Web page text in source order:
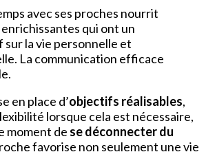
avec ses proches nourrit
qui ont un
la vie personnelle et
La communication efficace
en place d’objectifs réalisables,
lorsque cela est nécessaire,
moment de se déconnecter du
favorise non seulement une vie